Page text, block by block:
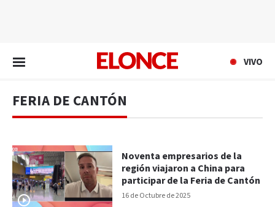
VIVO
FERIA DE CANTÓN
16 de Octubre de 2025
Noventa empresarios de la
región viajaron a China para
participar de la Feria de Cantón